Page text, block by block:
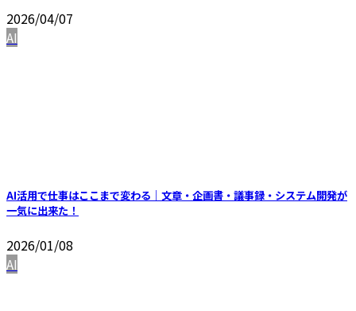
2026/04/07
AI
AI活用で仕事はここまで変わる｜文章・企画書・議事録・システム開発が
一気に出来た！
2026/01/08
AI